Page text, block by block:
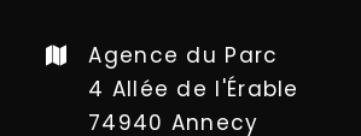
Agence du Parc
4 Allée de l'Érable
74940 Annecy